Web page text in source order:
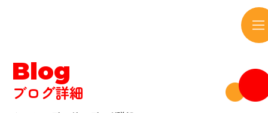
Blog
ブログ詳細